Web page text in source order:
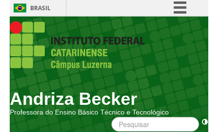
BRASIL
Simplifique!
Comunica BR
Acesso à informação
Legislação
Canais
Andriza Becker
Professora do Ensino Básico Técnico e Tecnológico